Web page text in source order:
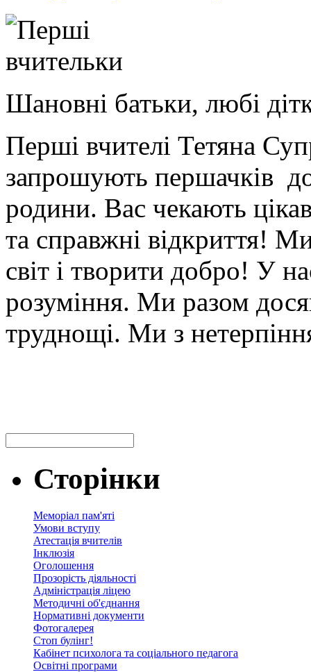
Шановні батьки, любі
Перші вчителі Тетяна
запрошують першачків
родини. Вас чекають
та справжні відкриття!
світ і творити добро! У
розуміння. Ми разом
труднощі. Ми з
Сторінки
Меморіал пам'яті
Умови вступу
Атестація вчителів
Інклюзія
Оголошення
Прозорість діяльності
Адміністрація ліцею
Методичні об'єднання
Нормативні документи
Фотогалерея
Стоп булінг!
Кабінет психолога та соціального педагога
Освітні програми